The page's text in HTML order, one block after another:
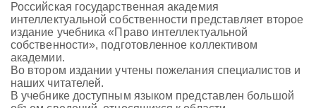
Российская государственная академия
интеллектуальной собственности представляет второе
издание учебника «Право интеллектуальной
собственности», подготовленное коллективом
академии.
Во втором издании учтены пожелания специалистов и
наших читателей.
В учебнике доступным языком представлен большой